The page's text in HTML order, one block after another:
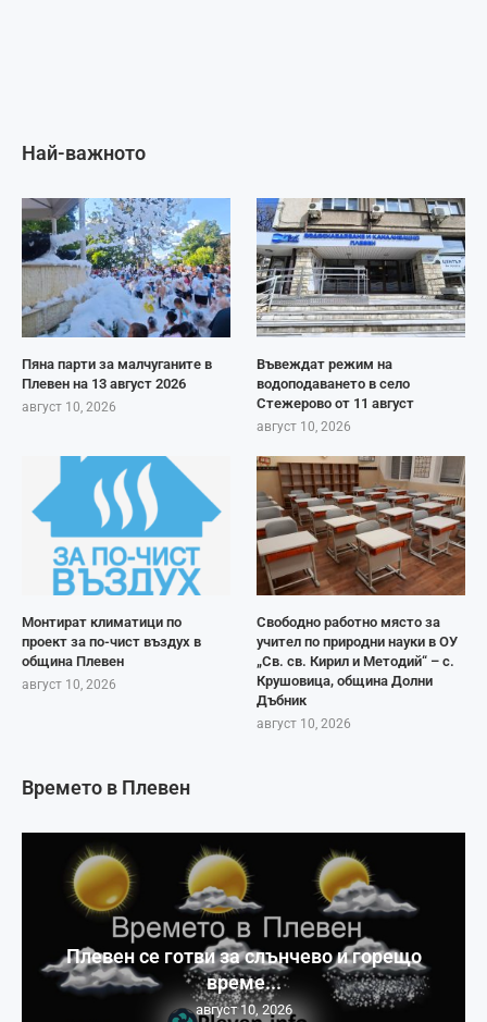
Най-важното
Пяна парти за малчуганите в
Плевен на 13 август 2026
август 10, 2026
Въвеждат режим на
водоподаването в село
Стежерово от 11 август
август 10, 2026
Монтират климатици по
проект за по-чист въздух в
община Плевен
август 10, 2026
Свободно работно място за
учител по природни науки в ОУ
„Св. св. Кирил и Методий“ – с.
Крушовица, община Долни
Дъбник
август 10, 2026
Времето в Плевен
Плевен се готви за слънчево и горещо
време...
август 10, 2026